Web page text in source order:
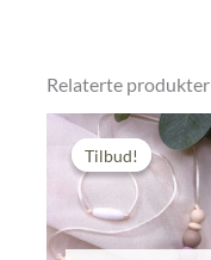
Relaterte produkter
Tilbud!
Tilbud!